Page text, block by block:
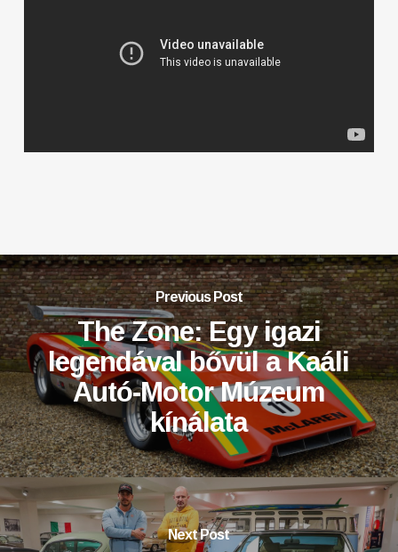
Previous Post
The Zone: Egy igazi
legendával bővül a Kaáli
Autó-Motor Múzeum
kínálata
Next Post